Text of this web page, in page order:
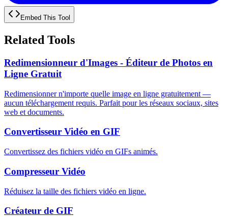
Embed This Tool
Related Tools
Redimensionneur d'Images - Éditeur de Photos en
Ligne Gratuit
Redimensionner n'importe quelle image en ligne gratuitement —
aucun téléchargement requis. Parfait pour les réseaux sociaux, sites
web et documents.
Convertisseur Vidéo en GIF
Convertissez des fichiers vidéo en GIFs animés.
Compresseur Vidéo
Réduisez la taille des fichiers vidéo en ligne.
Créateur de GIF